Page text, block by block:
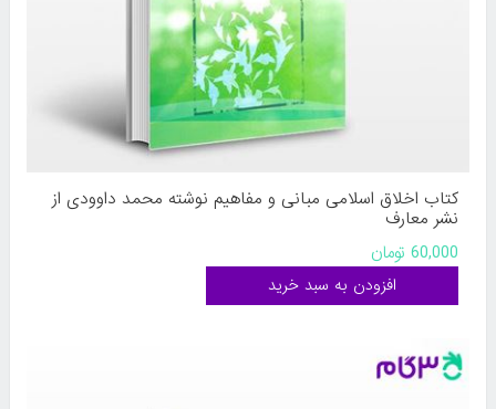
کتاب اخلاق اسلامی مبانی و مفاهیم نوشته محمد داوودی از
نشر معارف
60,000 تومان